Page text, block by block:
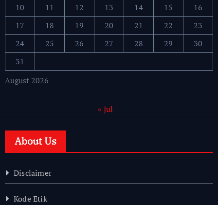
August 2026
10
11 12 13 14 15
16
17
18 19 20 21 22
23
24
25 26 27 28 29
30
31
« Jul
About Us
Disclaimer
Kode Etik